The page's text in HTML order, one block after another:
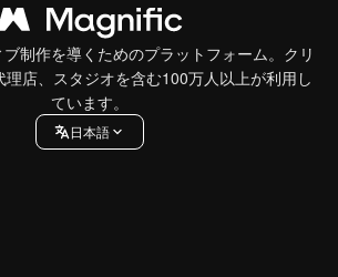
制作を導くためのプラットフォーム。クリ
理店、スタジオを含む100万人以上が利用し
ています。
日本語